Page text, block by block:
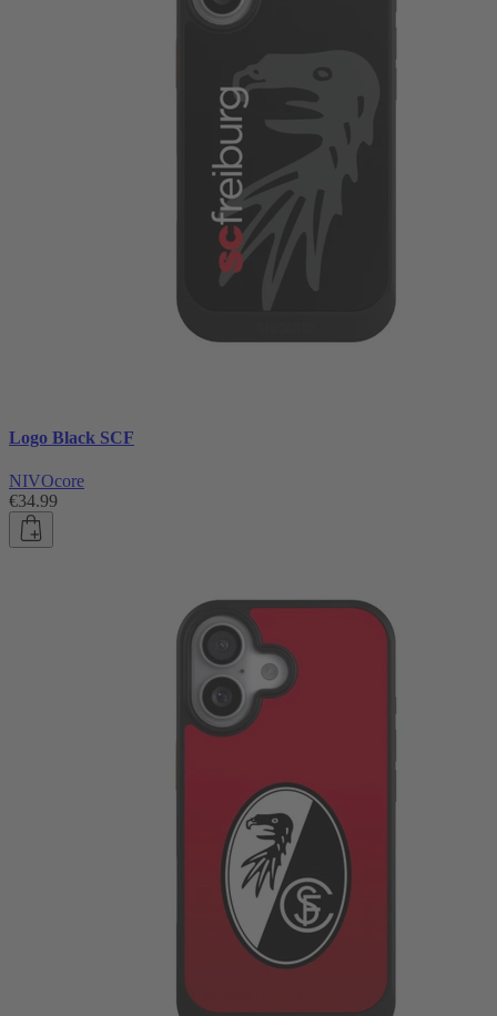
Logo Black SCF
NIVOcore
€34.99